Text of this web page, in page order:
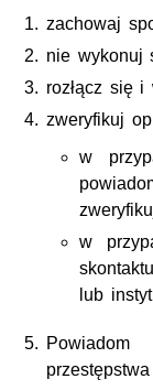
zachowaj
nie wykonuj
rozłącz się i
zweryfikuj
w
w
lub
Powiadom